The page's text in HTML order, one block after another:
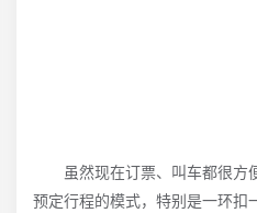
虽然现在订票、叫车都很方
预定行程的模式，特别是一环扣